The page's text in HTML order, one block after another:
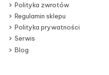
Polityka zwrotów
Regulamin sklepu
Polityka prywatności
Serwis
Blog